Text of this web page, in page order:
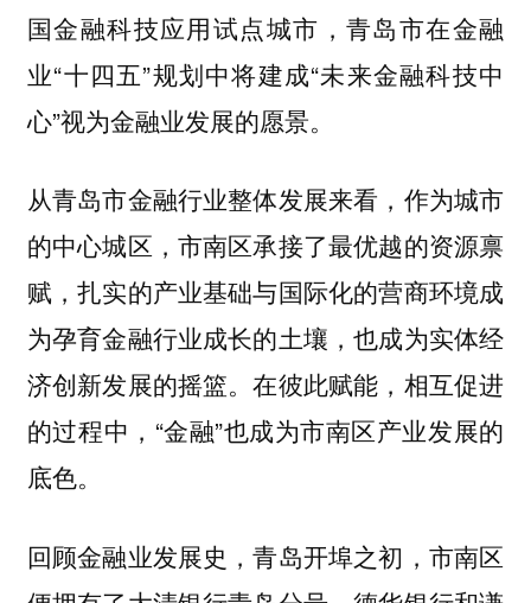
国金融科技应用试点城市，青岛市在金融
业“十四五”规划中将建成“未来金融科技中
心”视为金融业发展的愿景。
从青岛市金融行业整体发展来看，作为城市
的中心城区，市南区承接了最优越的资源禀
赋，扎实的产业基础与国际化的营商环境成
为孕育金融行业成长的土壤，也成为实体经
济创新发展的摇篮。在彼此赋能，相互促进
的过程中，“金融”也成为市南区产业发展的
底色。
回顾金融业发展史，青岛开埠之初，市南区